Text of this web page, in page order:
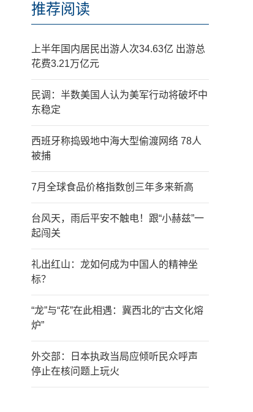
推荐阅读
上半年国内居民出游人次34.63亿 出游总
花费3.21万亿元
民调：半数美国人认为美军行动将破坏中
东稳定
西班牙称捣毁地中海大型偷渡网络 78人
被捕
7月全球食品价格指数创三年多来新高
台风天，雨后平安不触电！跟“小赫兹”一
起闯关
礼出红山：龙如何成为中国人的精神坐
标？
“龙”与“花”在此相遇：冀西北的“古文化熔
炉”
外交部：日本执政当局应倾听民众呼声
停止在核问题上玩火